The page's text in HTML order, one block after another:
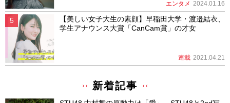
エンタメ 2024.01.16
【美しい女子大生の素顔】早稲田大学・渡邉結衣、
学生アナウンス大賞「CanCam賞」の才女
連載 2021.04.21
新着記事